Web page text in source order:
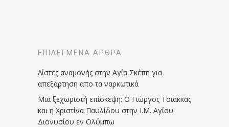
ΕΠΙΛΕΓΜΈΝΑ ΆΡΘΡΑ
Λίστες αναμονής στην Αγία Σκέπη για
απεξάρτηση απο τα ναρκωτικά
Μια ξεχωριστή επίσκεψη: Ο Γιώργος Τσιάκκας
και η Χριστίνα Παυλίδου στην Ι.Μ. Αγίου
Διονυσίου εν Ολύμπω